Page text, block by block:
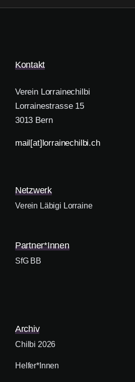
Kontakt
Verein Lorrainechilbi
Lorrainestrasse 15
3013 Bern
mail[at]lorrainechilbi.ch
Netzwerk
Verein Läbigi Lorraine
Partner*innen
SfG BB
Archiv
Chilbi 2026
Helfer*innen